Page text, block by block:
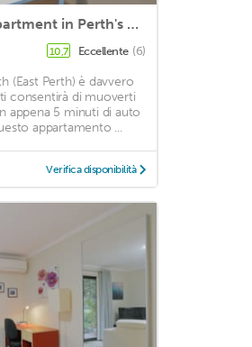
Stunning Two-storey Apartment in Perth's CBD
10,7 Eccellente (6)
(East Perth) è davvero
consentirà di muoverti
appena 5 minuti di auto
appartamento ...
Verifica disponibilità